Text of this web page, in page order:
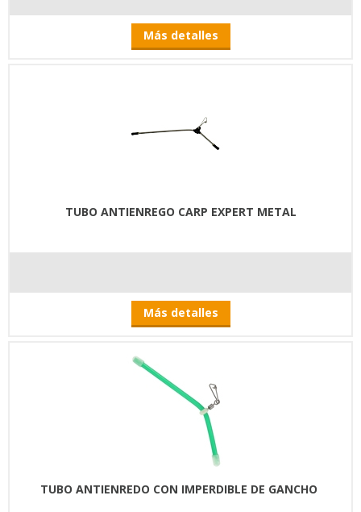
Más detalles
TUBO ANTIENREGO CARP EXPERT METAL
Más detalles
TUBO ANTIENREDO CON IMPERDIBLE DE GANCHO